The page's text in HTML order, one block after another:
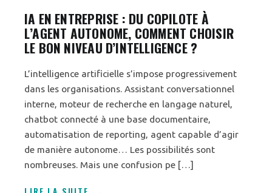
IA EN ENTREPRISE : DU COPILOTE À
L’AGENT AUTONOME, COMMENT CHOISIR
LE BON NIVEAU D’INTELLIGENCE ?
L’intelligence artificielle s’impose progressivement
dans les organisations. Assistant conversationnel
interne, moteur de recherche en langage naturel,
chatbot connecté à une base documentaire,
automatisation de reporting, agent capable d’agir
de manière autonome… Les possibilités sont
nombreuses. Mais une confusion pe […]